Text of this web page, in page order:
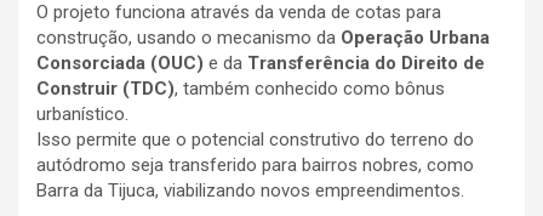
O projeto funciona através da venda de cotas para
construção, usando o mecanismo da Operação Urbana
Consorciada (OUC) e da Transferência do Direito de
Construir (TDC), também conhecido como bônus
urbanístico.
Isso permite que o potencial construtivo do terreno do
autódromo seja transferido para bairros nobres, como
Barra da Tijuca, viabilizando novos empreendimentos.